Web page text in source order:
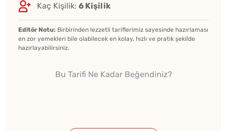
Kaç Kişilik: 6 Kişilik
Editör Notu: Birbirinden lezzetli tariflerimiz sayesinde hazırlaması
en zor yemekleri bile olabilecek en kolay, hızlı ve pratik şekilde
hazırlayabilirsiniz.
Bu Tarifi Ne Kadar Beğendiniz?